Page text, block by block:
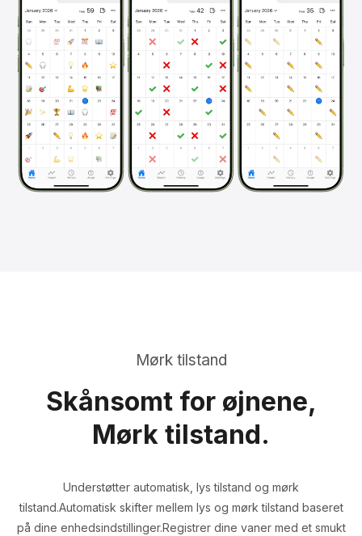
Mørk tilstand
Skånsomt for øjnene,
Mørk tilstand.
Understøtter automatisk, lys tilstand og mørk
tilstand.Automatisk skifter mellem lys og mørk tilstand baseret
på dine enhedsindstillinger.Registrer dine vaner med et smukt